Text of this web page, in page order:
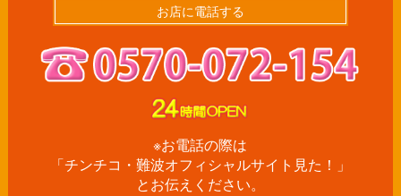
お店に電話する
※お電話の際は
「チンチコ・難波オフィシャルサイト見た！」
とお伝えください。